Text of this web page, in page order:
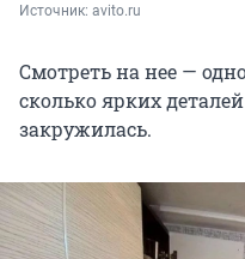
Источник: avito.ru
Смотреть на нее —
сколько ярких
закружилась.